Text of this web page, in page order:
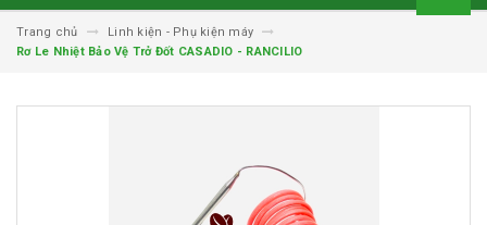
Trang chủ
Linh kiện - Phụ kiện máy
Rơ Le Nhiệt Bảo Vệ Trở Đốt CASADIO - RANCILIO